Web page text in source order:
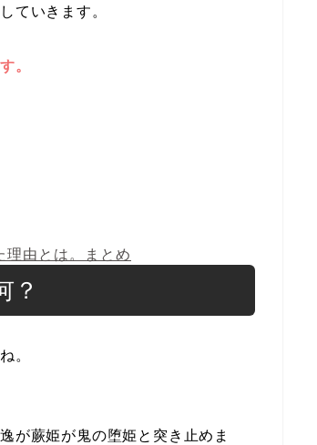
ていきます。
。
理由とは。まとめ
？
。
が蕨姫が鬼の堕姫と突き止めま